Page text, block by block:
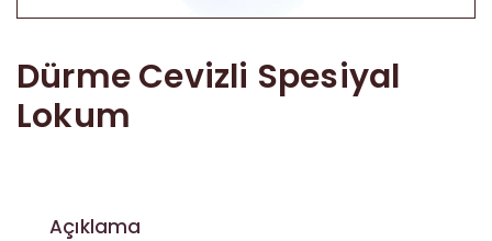
Dürme Cevizli Spesiyal
Lokum
Açıklama